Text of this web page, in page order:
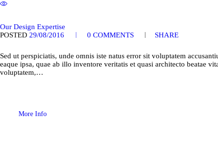
Our Design Expertise
POSTED 29/08/2016 0 COMMENTS SHARE
Sed ut perspiciatis, unde omnis iste natus error sit voluptatem
eaque ipsa, quae ab illo inventore veritatis et quasi architecto beatae
voluptatem,…
More Info